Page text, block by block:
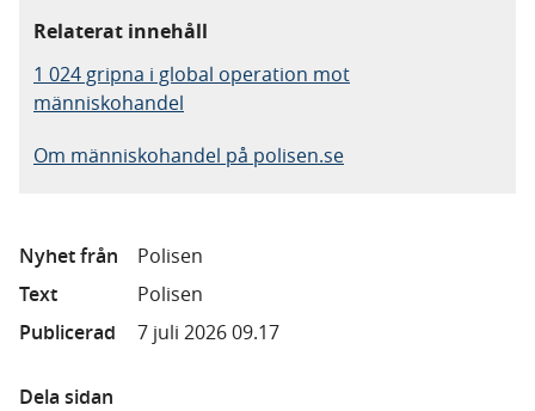
Relaterat innehåll
1 024 gripna i global operation mot
människohandel
Om människohandel på polisen.se
Nyhet från
Polisen
Text
Polisen
Publicerad
7 juli 2026 09.17
Dela sidan